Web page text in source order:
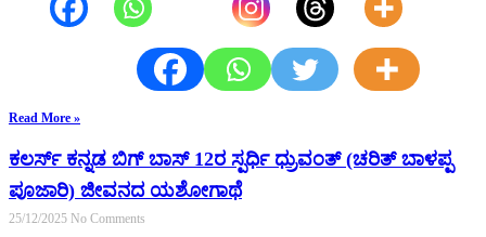
Read More »
ಕಲರ್ಸ್ ಕನ್ನಡ ಬಿಗ್ ಬಾಸ್ 12ರ ಸ್ಪರ್ಧಿ ಧ್ರುವಂತ್ (ಚರಿತ್ ಬಾಳಪ್ಪ
ಪೂಜಾರಿ) ಜೀವನದ ಯಶೋಗಾಥೆ
25/12/2025 No Comments